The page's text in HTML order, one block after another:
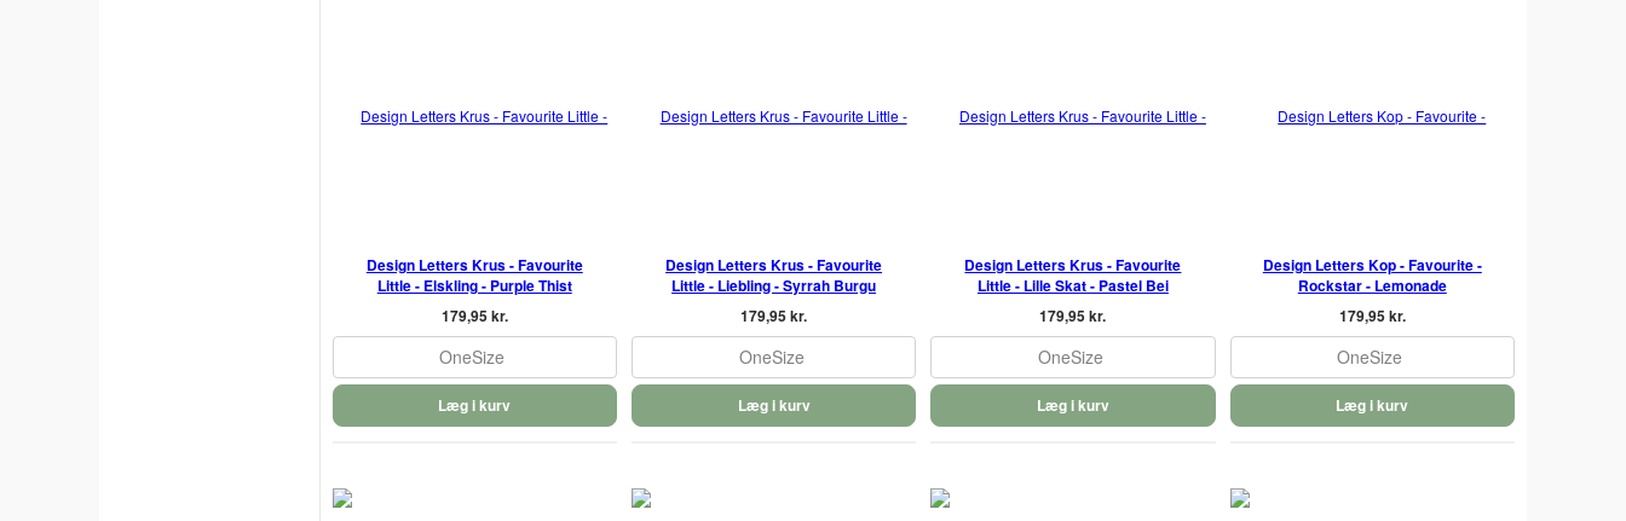
Design Letters Krus - Favourite
Little - Elskling - Purple Thist
179,95 kr.
OneSize
Læg i kurv
Design Letters Krus - Favourite
Little - Liebling - Syrrah Burgu
179,95 kr.
OneSize
Læg i kurv
Design Letters Krus - Favourite
Little - Lille Skat - Pastel Bei
179,95 kr.
OneSize
Læg i kurv
Design Letters Kop - Favourite -
Rockstar - Lemonade
179,95 kr.
OneSize
Læg i kurv